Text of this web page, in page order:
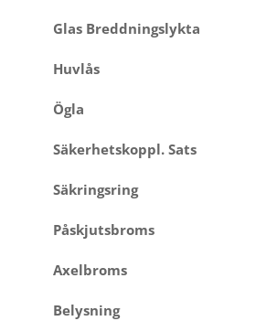
Glas Breddningslykta
Huvlås
Ögla
Säkerhetskoppl. Sats
Säkringsring
Påskjutsbroms
Axelbroms
Belysning